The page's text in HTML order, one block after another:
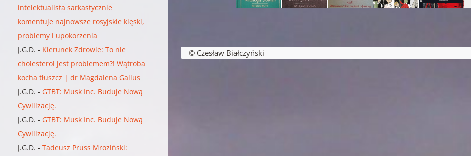
intelektualista sarkastycznie
komentuje najnowsze rosyjskie klęski,
problemy i upokorzenia
J.G.D. - Kierunek Zdrowie: To nie
cholesterol jest problemem?! Wątroba
kocha tłuszcz | dr Magdalena Gallus
J.G.D. - GTBT: Musk Inc. Buduje Nową
Cywilizację.
J.G.D. - GTBT: Musk Inc. Buduje Nową
Cywilizację.
J.G.D. -Tadeusz Pruss Mroziński:
© Czesław Białczyński